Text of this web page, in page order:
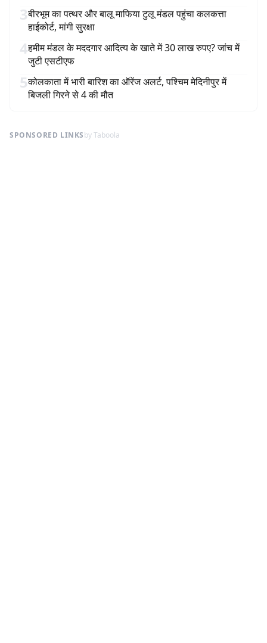
3बीरभूम का पत्थर और बालू माफिया टुलू मंडल पहुंचा कलकत्ता
हाईकोर्ट, मांगी सुरक्षा
4हमीम मंडल के मददगार आदित्य के खाते में 30 लाख रुपए? जांच में
जुटी एसटीएफ
5कोलकाता में भारी बारिश का ऑरेंज अलर्ट, पश्चिम मेदिनीपुर में
बिजली गिरने से 4 की मौत
SPONSORED LINKSby Taboola